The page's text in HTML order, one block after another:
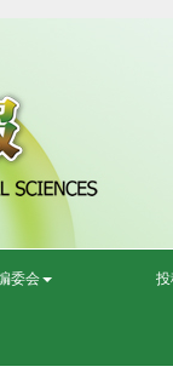
委会